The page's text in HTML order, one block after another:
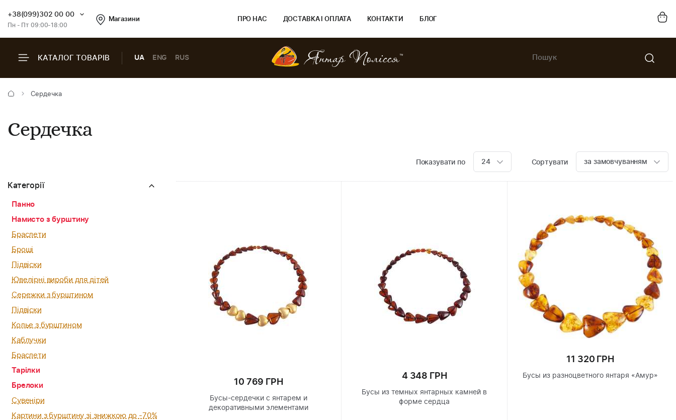
+38(099)302 00 00
Пн - Пт 09:00-18:00
Магазини ПРО НАС ДОСТАВКА І ОПЛАТА КОНТАКТИ БЛОГ
КАТАЛОГ ТОВАРІВ UA ENG RUS
Сердечка
Сердечка
Показувати по 24 Сортувати за замовчуванням
Категорії
Панно
Намисто з бурштину
Браслети
Броші
Підвіски
Ювелірні вироби для дітей
Сережки з бурштином
Підвіски
Колье з бурштином
Каблучки
Браслети
Тарілки
Брелоки
Сувеніри
Картини з бурштину зі знижкою до -70%
10 769 ГРН
Бусы-сердечки с янтарем и
декоративными элементами
4 348 ГРН
Бусы из темных янтарных камней в
форме сердца
11 320 ГРН
Бусы из разноцветного янтаря «Амур»